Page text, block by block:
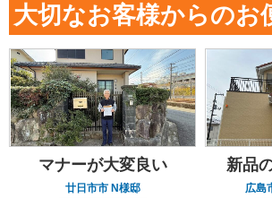
大切なお客様からのお
マナーが大変良い
廿日市市 N様邸
新品
広島